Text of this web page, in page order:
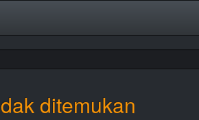
ditemukan